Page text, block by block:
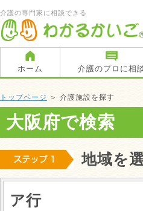
介護の専門家に相談できる
ホーム 介護のプロに相
トップページ ＞ 介護施設を探す
大阪府で検索
地域を
ア行